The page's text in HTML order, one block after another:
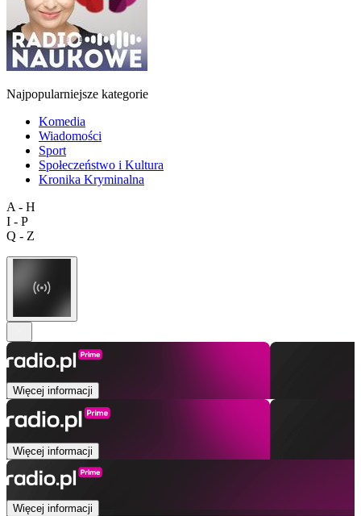
Najpopularniejsze kategorie
Komedia
Wiadomości
Sport
Społeczeństwo i Kultura
Kronika Kryminalna
A - H
I - P
Q - Z
Więcej informacji
Więcej informacji
Więcej informacji